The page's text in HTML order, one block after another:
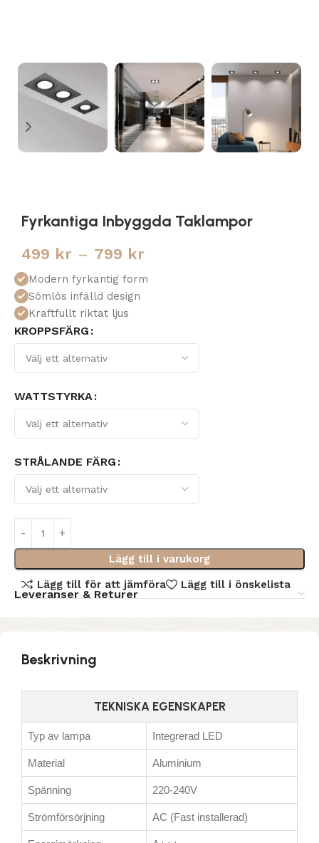
Fyrkantiga Inbyggda Taklampor
499 kr – 799 kr
Modern fyrkantig form
Sömlös infälld design
Kraftfullt riktat ljus
KROPPSFÄRG
WATTSTYRKA
STRÅLANDE FÄRG
Lägg till i varukorg
Lägg till för att jämföra
Lägg till i önskelista
Leveranser & Returer
Beskrivning
TEKNISKA EGENSKAPER
Typ av lampa Integrerad LED
Material Aluminium
Spänning 220-240V
Strömförsörjning AC (Fast installerad)